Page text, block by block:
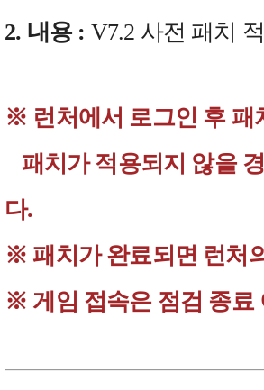
2. 내용 : V7.2 사전 패치
※ 런처에서 로그인 후 패
패치가 적용되지 않을
다.
※ 패치가 완료되면 런처
※ 게임 접속은 점검 종료